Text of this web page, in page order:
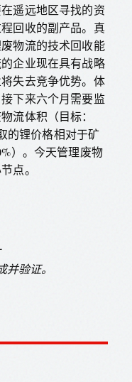
遥远地区寻找的资
回收的副产品。真
物流的技术回收能
企业现在具有战略
失去竞争优势。体
下来六个月需要监
流体积（目标：
的锂价格相对于矿
）。今天管理废物
点。
验证。